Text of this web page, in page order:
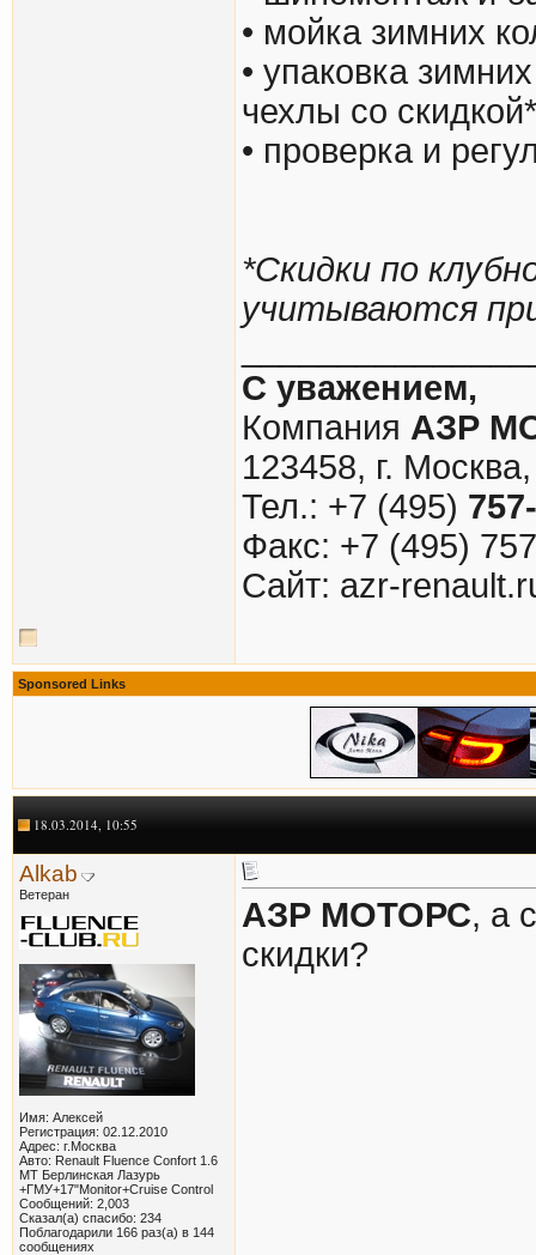
• мойка зимних
• упаковка
чехлы со
• проверка и
*Cкидки по
учитываются
С уважением,
Компания АЗР
123458, г.
Тел.: +7 (495)
Факс: +7 (495)
Cайт: azr-
Sponsored Links
18.03.2014, 10:55
Alkab
Ветеран
Имя: Алексей
Регистрация: 02.12.2010
Адрес: г.Москва
Авто: Renault Fluence Confort 1.6
MT Берлинская Лазурь
+ГМУ+17"Monitor+Cruise Control
Сообщений: 2,003
Сказал(а) спасибо: 234
Поблагодарили 166 раз(а) в 144
сообщениях
АЗР МОТОРС, а
скидки?